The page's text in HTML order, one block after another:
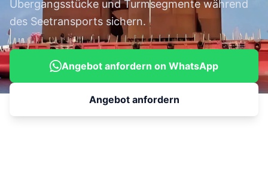
Übergangsstücke und Turmsegmente während
des Seetransports sichern.
Angebot anfordern on WhatsApp
Angebot anfordern